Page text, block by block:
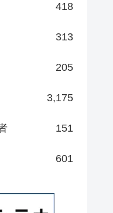
418
313
205
3,175
151
601